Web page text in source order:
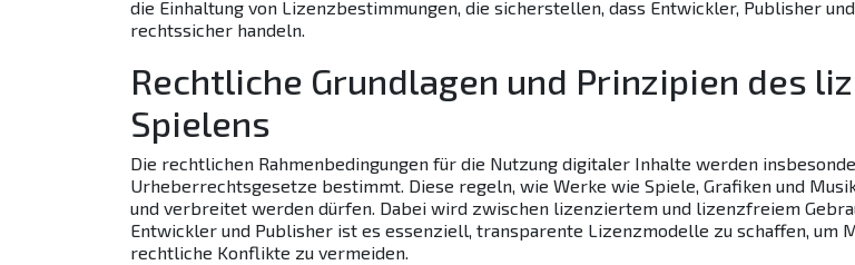
die Einhaltung von Lizenzbestimmungen, die sicherstellen, dass Entwickler, Publisher
rechtssicher handeln.
Rechtliche Grundlagen und Prinzipien des
Spielens
Die rechtlichen Rahmenbedingungen für die Nutzung digitaler Inhalte werden
Urheberrechtsgesetze bestimmt. Diese regeln, wie Werke wie Spiele, Grafiken und
und verbreitet werden dürfen. Dabei wird zwischen lizenziertem und lizenzfreiem
Entwickler und Publisher ist es essenziell, transparente Lizenzmodelle zu schaffen, um
rechtliche Konflikte zu vermeiden.